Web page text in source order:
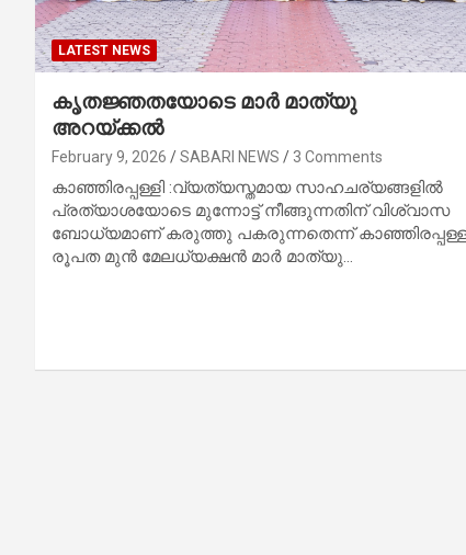
LATEST NEWS
കൃതജ്ഞതയോടെ മാർ മാത്യു
അറയ്ക്കൽ
February 9, 2026 SABARI NEWS 3 Comments
കാഞ്ഞിരപ്പള്ളി :വ്യത്യസ്തമായ സാഹചര്യങ്ങളിൽ
പ്രത്യാശയോടെ മുന്നോട്ട് നീങ്ങുന്നതിന് വിശ്വാസ
ബോധ്യമാണ് കരുത്തു പകരുന്നതെന്ന്
രൂപത മുൻ മേലധ്യക്ഷൻ മാർ മാത്യു…